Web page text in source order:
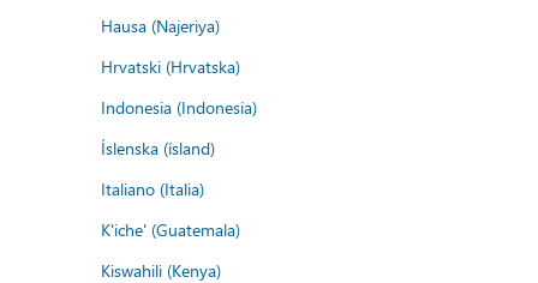
Hausa (Najeriya)
Hrvatski (Hrvatska)
Indonesia (Indonesia)
Íslenska (ísland)
Italiano (Italia)
K'iche' (Guatemala)
Kiswahili (Kenya)